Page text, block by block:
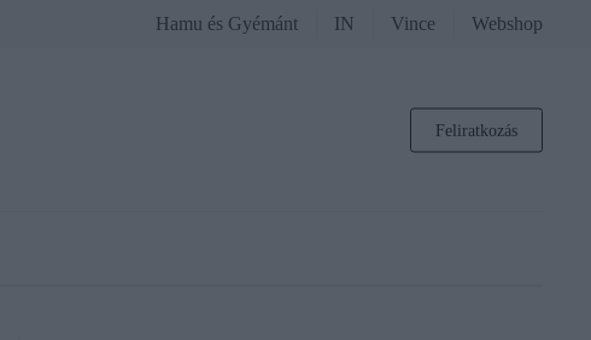
Hamu és Gyémánt IN Vince Webshop
Feliratkozás